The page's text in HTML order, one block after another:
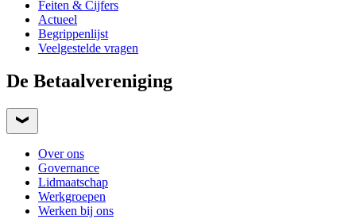
Feiten & Cijfers
Actueel
Begrippenlijst
Veelgestelde vragen
De Betaalvereniging
Over ons
Governance
Lidmaatschap
Werkgroepen
Werken bij ons